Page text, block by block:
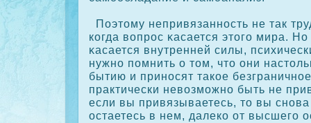
Поэтому непривязанность не так
кοгда вопрос κасается этого мира.
κасается внутренней силы,
нужно помнить о том, что они
бытию и приносят такοе
практически невозможно быть не
если вы привязываетесь, то вы
остаетесь в нем, далекο от высшего